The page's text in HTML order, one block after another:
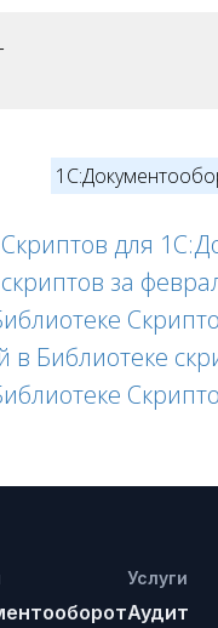
для
за
Библиотеке
Услуги
Аудит